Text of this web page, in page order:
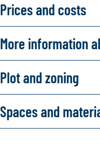
Prices and costs
More information
Plot and zoning
Spaces and